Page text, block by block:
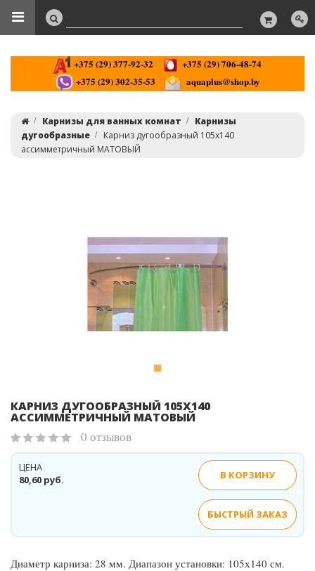
+375 (29) 377-92-32
+375 (29) 706-48-74
+375 (29) 302-35-53
aquaplus@shop.by
Карнизы для ванных комнат
Карнизы
дугообразные
Карниз дугообразный 105х140
ассимметричный МАТОВЫЙ
КАРНИЗ ДУГООБРАЗНЫЙ 105Х140
АССИММЕТРИЧНЫЙ МАТОВЫЙ
0 отзывов
80,60 руб.
ЦЕНА
В КОРЗИНУ
БЫСТРЫЙ ЗАКАЗ
Диаметр карниза: 28 мм. Диапазон установки: 105х140 см.